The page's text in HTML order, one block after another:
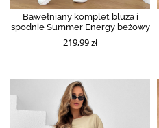
Bawełniany komplet bluza i
spodnie Summer Energy beżowy
219,99 zł